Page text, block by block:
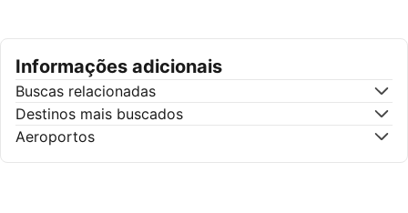
Informações adicionais
Buscas relacionadas
Destinos mais buscados
Aeroportos